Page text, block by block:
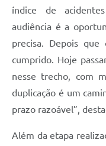
índice de
audiência é a
precisa. Depois
cumprido. Hoje
nesse trecho, com
duplicação é um
prazo razoável”,
Além da etapa